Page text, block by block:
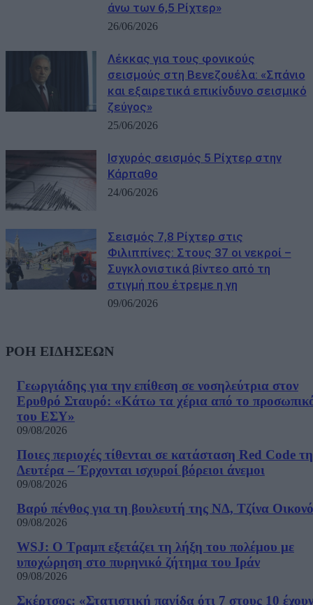
άνω των 6,5 Ρίχτερ»
26/06/2026
Λέκκας για τους φονικούς
σεισμούς στη Βενεζουέλα: «Σπάνιο
και εξαιρετικά επικίνδυνο σεισμικό
ζεύγος»
25/06/2026
Ισχυρός σεισμός 5 Ρίχτερ στην
Κάρπαθο
24/06/2026
Σεισμός 7,8 Ρίχτερ στις
Φιλιππίνες: Στους 37 οι νεκροί –
Συγκλονιστικά βίντεο από τη
στιγμή που έτρεμε η γη
09/06/2026
ΡΟΗ ΕΙΔΗΣΕΩΝ
Γεωργιάδης για την επίθεση σε νοσηλεύτρια στον
Ερυθρό Σταυρό: «Κάτω τα χέρια από το
του ΕΣΥ»
09/08/2026
Ποιες περιοχές τίθενται σε κατάσταση Red Code τη
Δευτέρα – Έρχονται ισχυροί βόρειοι άνεμοι
09/08/2026
Βαρύ πένθος για τη βουλευτή της ΝΔ, Τζίνα
09/08/2026
WSJ: Ο Τραμπ εξετάζει τη λήξη του πολέμου με
υποχώρηση στο πυρηνικό ζήτημα του Ιράν
09/08/2026
Σκέρτσος: «Στατιστική παγίδα ότι 7 στους 10 έχουν